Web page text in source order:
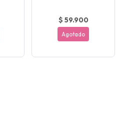
$ 59.900
Agotado